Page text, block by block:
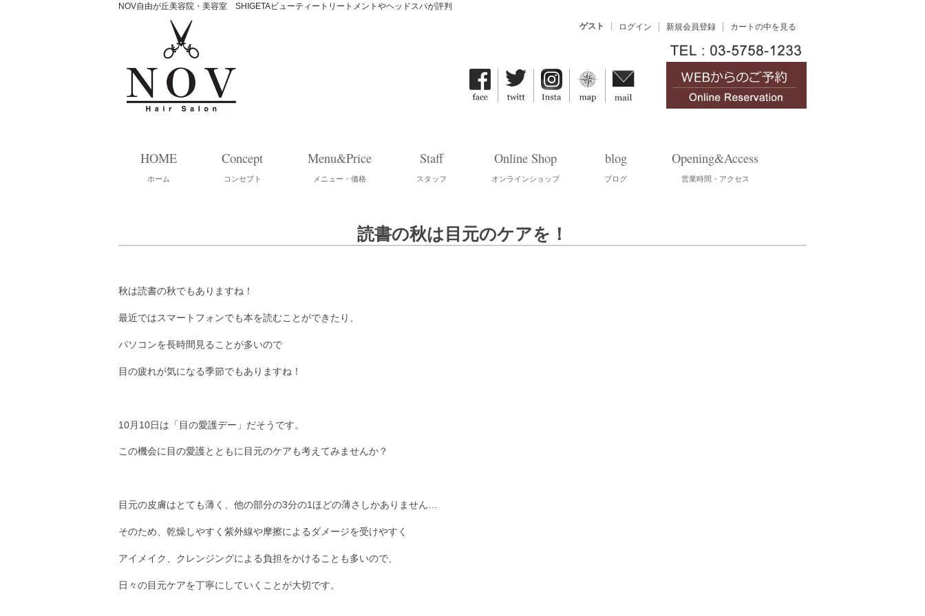
NOV自由が丘美容院・美容室 SHIGETAビューティートリートメントやヘッドスパが評判
ゲスト ログイン 新規会員登録 カートの中を見る
HOME
ホーム
Concept
コンセプト
Menu&Price
メニュー・価格
Staff
スタッフ
Online Shop
オンラインショップ
blog
ブログ
Opening&Access
営業時間・アクセス
読書の秋は目元のケアを！
秋は読書の秋でもありますね！
最近ではスマートフォンでも本を読むことができたり、
パソコンを長時間見ることが多いので
目の疲れが気になる季節でもありますね！
10月10日は「目の愛護デー」だそうです。
この機会に目の愛護とともに目元のケアも考えてみませんか？
目元の皮膚はとても薄く、他の部分の3分の1ほどの薄さしかありません…
そのため、乾燥しやすく紫外線や摩擦によるダメージを受けやすく
アイメイク、クレンジングによる負担をかけることも多いので、
日々の目元ケアを丁寧にしていくことが大切です。